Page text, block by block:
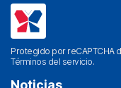
Protegido por reCAPTCHA
Términos del servicio.
Noticias